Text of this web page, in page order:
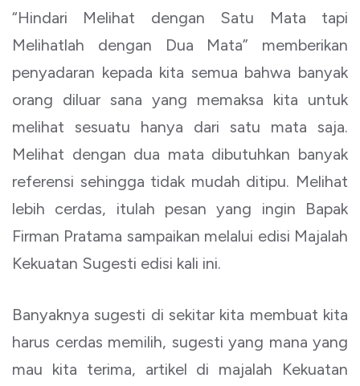
“Hindari Melihat dengan Satu Mata tapi
Melihatlah dengan Dua Mata” memberikan
penyadaran kepada kita semua bahwa banyak
orang diluar sana yang memaksa kita untuk
melihat sesuatu hanya dari satu mata saja.
Melihat dengan dua mata dibutuhkan banyak
referensi sehingga tidak mudah ditipu. Melihat
lebih cerdas, itulah pesan yang ingin Bapak
Firman Pratama sampaikan melalui edisi Majalah
Kekuatan Sugesti edisi kali ini.
Banyaknya sugesti di sekitar kita membuat kita
harus cerdas memilih, sugesti yang mana yang
mau kita terima, artikel di majalah Kekuatan